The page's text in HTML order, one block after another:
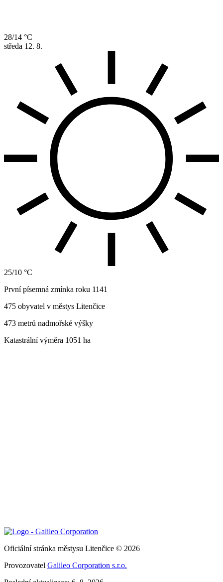
28/14 °C
středa 12. 8.
25/10 °C
První písemná zmínka roku 1141
475 obyvatel v městys Litenčice
473 metrů nadmořské výšky
Katastrální výměra 1051 ha
Oficiální stránka městysu Litenčice © 2026
Provozovatel Galileo Corporation s.r.o.